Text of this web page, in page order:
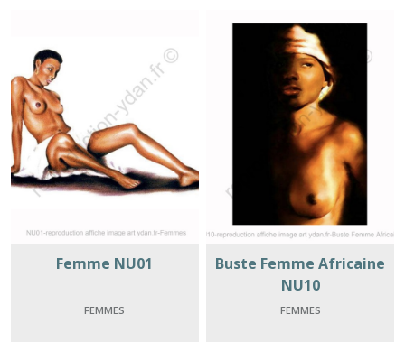
Femme NU01
FEMMES
Buste Femme Africaine
NU10
FEMMES